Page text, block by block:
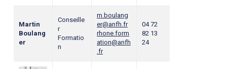
Martin
Boulang
er
Conseille
r
Formatio
n
m.boulang
er@anfh.fr
rhone.form
ation@anfh
.fr
04 72
82 13
24